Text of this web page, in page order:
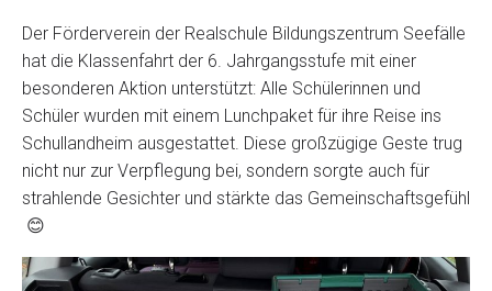
Der Förderverein der Realschule Bildungszentrum Seefälle
hat die Klassenfahrt der 6. Jahrgangsstufe mit einer
besonderen Aktion unterstützt: Alle Schülerinnen und
Schüler wurden mit einem Lunchpaket für ihre Reise ins
Schullandheim ausgestattet. Diese großzügige Geste trug
nicht nur zur Verpflegung bei, sondern sorgte auch für
strahlende Gesichter und stärkte das Gemeinschaftsgefühl
😊